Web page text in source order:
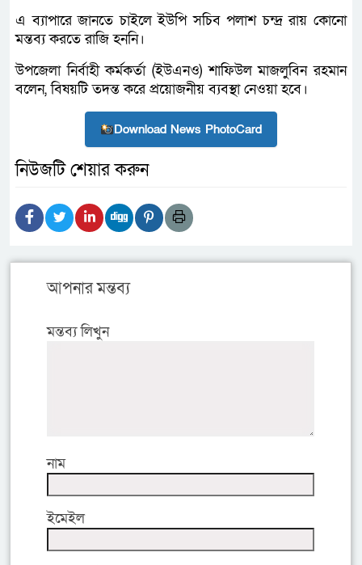
এ ব্যাপারে জানতে চাইলে ইউপি সচিব পলাশ চন্দ্র রায় কোনো
মন্তব্য করতে রাজি হননি।
উপজেলা নির্বাহী কর্মকর্তা (ইউএনও) শাফিউল মাজলুবিন রহমান
বলেন, বিষয়টি তদন্ত করে প্রয়োজনীয় ব্যবস্থা নেওয়া হবে।
Download News PhotoCard
নিউজটি শেয়ার করুন
আপনার মন্তব্য
মন্তব্য লিখুন
নাম
ইমেইল